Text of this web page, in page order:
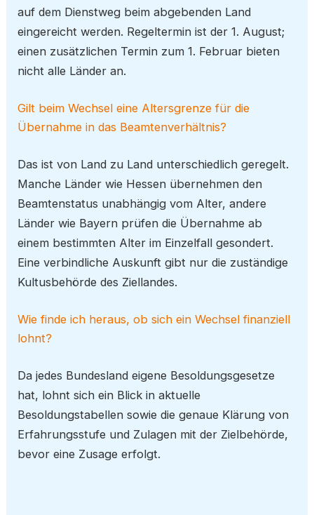
auf dem Dienstweg beim abgebenden Land
eingereicht werden. Regeltermin ist der 1. August;
einen zusätzlichen Termin zum 1. Februar bieten
nicht alle Länder an.
Gilt beim Wechsel eine Altersgrenze für die
Übernahme in das Beamtenverhältnis?
Das ist von Land zu Land unterschiedlich geregelt.
Manche Länder wie Hessen übernehmen den
Beamtenstatus unabhängig vom Alter, andere
Länder wie Bayern prüfen die Übernahme ab
einem bestimmten Alter im Einzelfall gesondert.
Eine verbindliche Auskunft gibt nur die zuständige
Kultusbehörde des Ziellandes.
Wie finde ich heraus, ob sich ein Wechsel finanziell
lohnt?
Da jedes Bundesland eigene Besoldungsgesetze
hat, lohnt sich ein Blick in aktuelle
Besoldungstabellen sowie die genaue Klärung von
Erfahrungsstufe und Zulagen mit der Zielbehörde,
bevor eine Zusage erfolgt.